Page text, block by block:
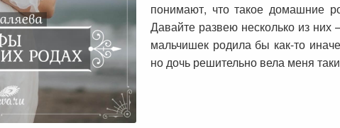
понимают, что такое домашние
Давайте развею несколько из них
мальчишек родила бы как-то
но дочь решительно вела меня